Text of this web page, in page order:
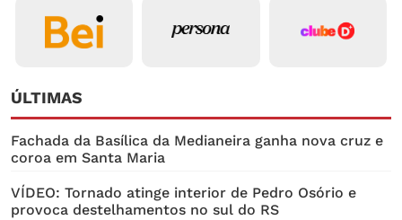
ÚLTIMAS
Fachada da Basílica da Medianeira ganha nova cruz e
coroa em Santa Maria
VÍDEO: Tornado atinge interior de Pedro Osório e
provoca destelhamentos no sul do RS